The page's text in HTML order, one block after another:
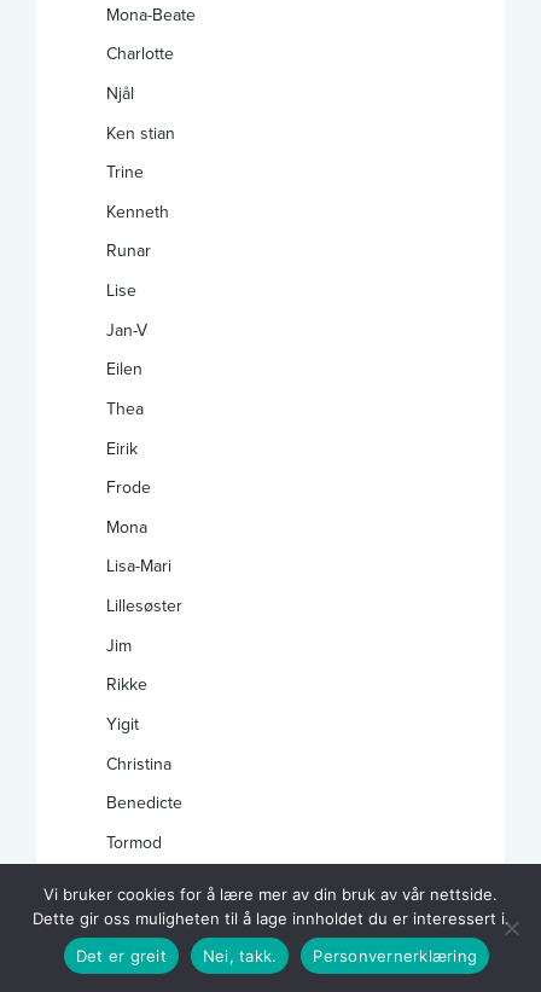
Mona-Beate
Charlotte
Njål
Ken stian
Trine
Kenneth
Runar
Lise
Jan-V
Eilen
Thea
Eirik
Frode
Mona
Lisa-Mari
Lillesøster
Jim
Rikke
Yigit
Christina
Benedicte
Tormod
Tonje
Marthe
Vi bruker cookies for å lære mer av din bruk av vår nettside.
Dette gir oss muligheten til å lage innholdet du er interessert i.
Det er greit
Nei, takk. Personvernerklæring